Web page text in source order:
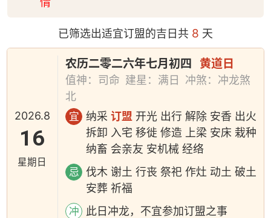
已筛选出适宜订盟的吉日共 8 天
2026.8
16
星期日
农历二零二六年七月初四 黄道日
值神：司命 建星：满日
冲煞：冲龙煞
北
宜 纳采订盟 开光 出行 解除 安香 出火
拆卸 入宅 移徙 修造 上梁 安床 栽种
纳畜 会亲友 安机械 经络
忌
伐木 谢土 行丧 祭祀 作灶 动土 破土
安葬 祈福
冲 此日冲龙，不宜参加订盟之事